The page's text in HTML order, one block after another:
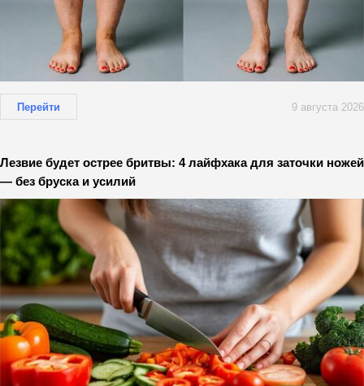
Перейти 9 августа 2026
Лезвие будет острее бритвы: 4 лайфхака для заточки ножей
— без бруска и усилий